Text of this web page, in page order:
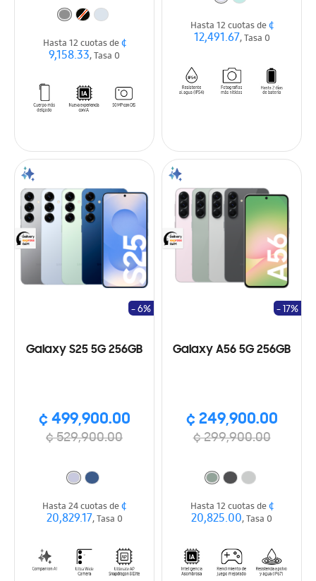
Hasta 12 cuotas de¢
9,158.33, Tasa 0
Hasta 12 cuotas de¢
12,491.67, Tasa 0
Galaxy S25 5G 256GB
¢ 499,900.00
¢ 529,900.00
- 6%
Hasta 24 cuotas de¢
20,829.17, Tasa 0
Galaxy A56 5G 256GB
¢ 249,900.00
¢ 299,900.00
- 17%
Hasta 12 cuotas de¢
20,825.00, Tasa 0